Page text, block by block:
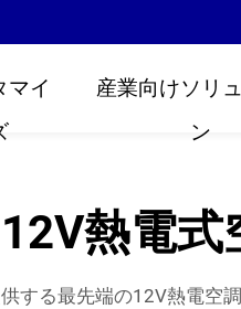
マイ
産業向けソリ
ン
12V熱電式
する最先端の12V熱電